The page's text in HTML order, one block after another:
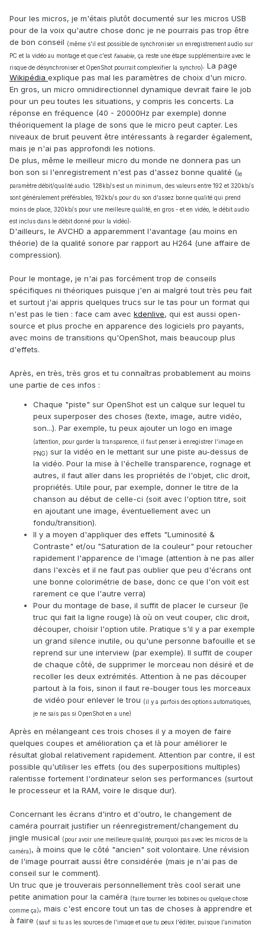
Pour les micros, je m'étais plutôt documenté sur les micros USB
pour de la voix qu'autre chose donc je ne pourrais pas trop être
de bon conseil (même s'il est possible de synchroniser un enregistrement audio sur
PC et la vidéo au montage et que c'est faisable, ça reste une étape supplémentaire avec le
risque de désynchroniser et OpenShot pourrait complexifier la synchro). La page
Wikipédia explique pas mal les paramètres de choix d'un micro.
En gros, un micro omnidirectionnel dynamique devrait faire le job
pour un peu toutes les situations, y compris les concerts. La
réponse en fréquence (40 - 20000Hz par exemple) donne
théoriquement la plage de sons que le micro peut capter. Les
niveaux de bruit peuvent être intéressants à regarder également,
mais je n'ai pas approfondi les notions.
De plus, même le meilleur micro du monde ne donnera pas un
bon son si l'enregistrement n'est pas d'assez bonne qualité ( le
paramètre débit/qualité audio. 128kb/s est un minimum, des valeurs entre 192 et 320kb/s
sont généralement préférables, 192kb/s pour du son d'assez bonne qualité qui prend
moins de place, 320kb/s pour une meilleure qualité, en gros - et en vidéo, le débit audio
est inclus dans le débit donné pour la vidéo).
D'ailleurs, le AVCHD a apparemment l'avantage (au moins en
théorie) de la qualité sonore par rapport au H264 (une affaire de
compression).
Pour le montage, je n'ai pas forcément trop de conseils
spécifiques ni théoriques puisque j'en ai malgré tout très peu fait
et surtout j'ai appris quelques trucs sur le tas pour un format qui
n'est pas le tien : face cam avec kdenlive, qui est aussi open-
source et plus proche en apparence des logiciels pro payants,
avec moins de transitions qu'OpenShot, mais beaucoup plus
d'effets.
Après, en très, très gros et tu connaîtras probablement au moins
une partie de ces infos :
Chaque "piste" sur OpenShot est un calque sur lequel tu
peux superposer des choses (texte, image, autre vidéo,
son...). Par exemple, tu peux ajouter un logo en image
(attention, pour garder la transparence, il faut penser à enregistrer l'image en
PNG) sur la vidéo en le mettant sur une piste au-dessus de
la vidéo. Pour la mise à l'échelle transparence, rognage et
autres, il faut aller dans les propriétés de l'objet, clic droit,
propriétés. Utile pour, par exemple, donner le titre de la
chanson au début de celle-ci (soit avec l'option titre, soit
en ajoutant une image, éventuellement avec un
fondu/transition).
Il y a moyen d'appliquer des effets "Luminosité &
Contraste" et/ou "Saturation de la couleur" pour retoucher
rapidement l'apparence de l'image (attention à ne pas aller
dans l'excès et il ne faut pas oublier que peu d'écrans ont
une bonne colorimétrie de base, donc ce que l'on voit est
rarement ce que l'autre verra)
Pour du montage de base, il suffit de placer le curseur (le
truc qui fait la ligne rouge) là où on veut couper, clic droit,
découper, choisir l'option utile. Pratique s'il y a par exemple
un grand silence inutile, ou qu'une personne bafouille et se
reprend sur une interview (par exemple). Il suffit de couper
de chaque côté, de supprimer le morceau non désiré et de
recoller les deux extrémités. Attention à ne pas découper
partout à la fois, sinon il faut re-bouger tous les morceaux
de vidéo pour enlever le trou (il y a parfois des options automatiques,
je ne sais pas si OpenShot en a une)
Après en mélangeant ces trois choses il y a moyen de faire
quelques coupes et amélioration ça et là pour améliorer le
résultat global relativement rapidement. Attention par contre, il est
possible qu'utiliser les effets (ou des superpositions multiples)
ralentisse fortement l'ordinateur selon ses performances (surtout
le processeur et la RAM, voire le disque dur).
Concernant les écrans d'intro et d'outro, le changement de
caméra pourrait justifier un réenregistrement/changement du
jingle musical (pour avoir une meilleure qualité, pourquoi pas avec les micros de la
caméra), à moins que le côté "ancien" soit volontaire. Une révision
de l'image pourrait aussi être considérée (mais je n'ai pas de
conseil sur le comment).
Un truc que je trouverais personnellement très cool serait une
petite animation pour la caméra (faire tourner les bobines ou quelque chose
comme ça), mais c'est encore tout un tas de choses à apprendre et
à faire (sauf si tu as les sources de l'image et que tu peux l'éditer, puisque l'animation